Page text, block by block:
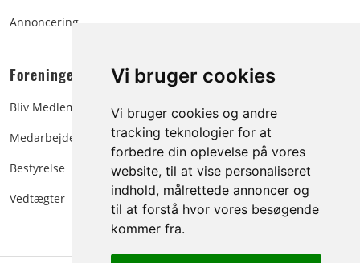
Vi bruger cookies
Vi bruger cookies og andre
tracking teknologier for at
forbedre din oplevelse på vores
website, til at vise personaliseret
indhold, målrettede annoncer og
til at forstå hvor vores besøgende
kommer fra.
Annoncering
Foreningen:
Bliv Medlem
Medarbejdere
Bestyrelse
Vedtægter